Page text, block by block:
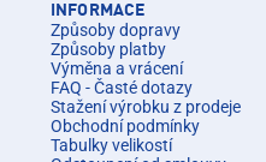
INFORMACE
Způsoby dopravy
Způsoby platby
Výměna a vrácení
FAQ - Časté dotazy
Stažení výrobku z prodeje
Obchodní podmínky
Tabulky velikostí